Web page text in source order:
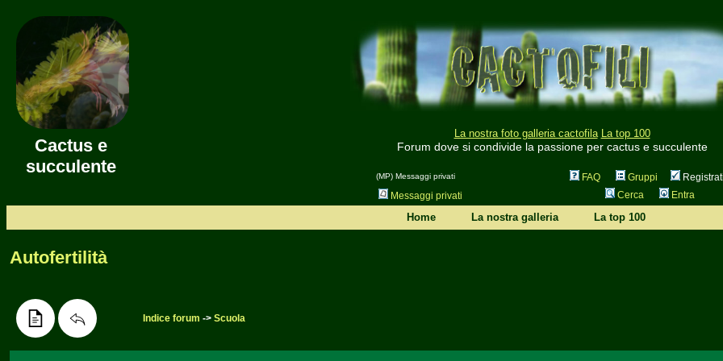
Cactus e
succulente
La nostra foto galleria cactofila La top 100
Forum dove si condivide la passione per cactus e succulente
(MP) Messaggi privati FAQ Gruppi
Messaggi privati
Cerca Entra
Home La nostra galleria La top 100
Autofertilità
Indice forum -> Scuola